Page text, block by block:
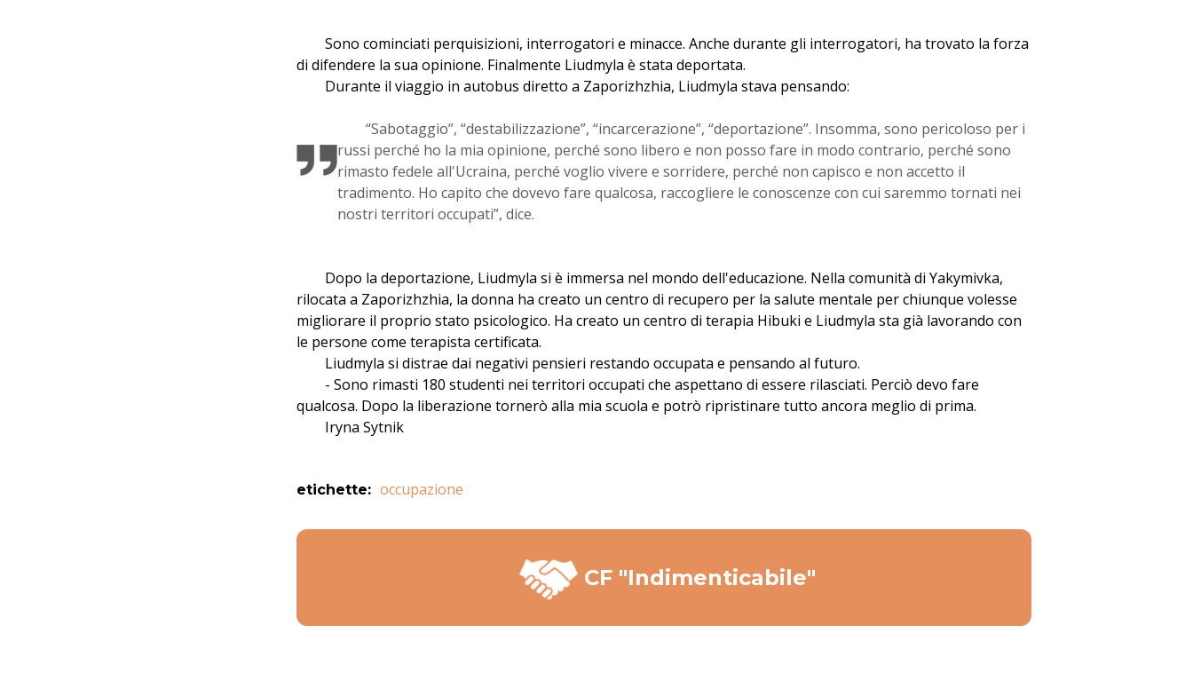
Sono cominciati perquisizioni, interrogatori e minacce. Anche durante gli interrogatori, ha trovato la forza
di difendere la sua opinione. Finalmente Liudmyla è stata deportata.
Durante il viaggio in autobus diretto a Zaporizhzhia, Liudmyla stava pensando:
“Sabotaggio”, “destabilizzazione”, “incarcerazione”, “deportazione”. Insomma, sono pericoloso per i
russi perché ho la mia opinione, perché sono libero e non posso fare in modo contrario, perché sono
rimasto fedele all'Ucraina, perché voglio vivere e sorridere, perché non capisco e non accetto il
tradimento. Ho capito che dovevo fare qualcosa, raccogliere le conoscenze con cui saremmo tornati nei
nostri territori occupati”, dice.
Dopo la deportazione, Liudmyla si è immersa nel mondo dell'educazione. Nella comunità di Yakymivka,
rilocata a Zaporizhzhia, la donna ha creato un centro di recupero per la salute mentale per chiunque volesse
migliorare il proprio stato psicologico. Ha creato un centro di terapia Hibuki e Liudmyla sta già lavorando con
le persone come terapista certificata.
Liudmyla si distrae dai negativi pensieri restando occupata e pensando al futuro.
- Sono rimasti 180 studenti nei territori occupati che aspettano di essere rilasciati. Perciò devo fare
qualcosa. Dopo la liberazione tornerò alla mia scuola e potrò ripristinare tutto ancora meglio di prima.
Iryna Sytnik
etichette: occupazione
CF "Indimenticabile"